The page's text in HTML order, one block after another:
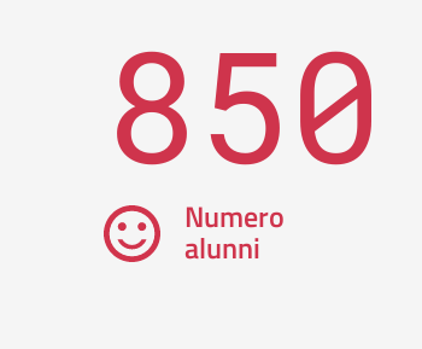
850
Numero
alunni